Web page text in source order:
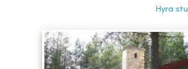
Hyra